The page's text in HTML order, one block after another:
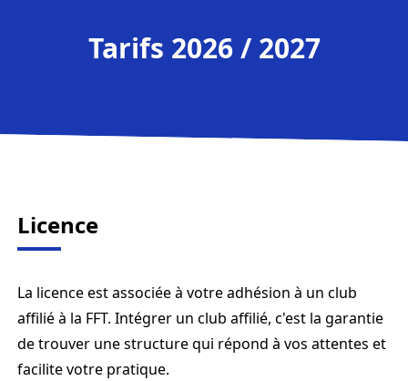
Tarifs 2026 / 2027
Licence
La licence est associée à votre adhésion à un club
affilié à la FFT. Intégrer un club affilié, c'est la garantie
de trouver une structure qui répond à vos attentes et
facilite votre pratique.